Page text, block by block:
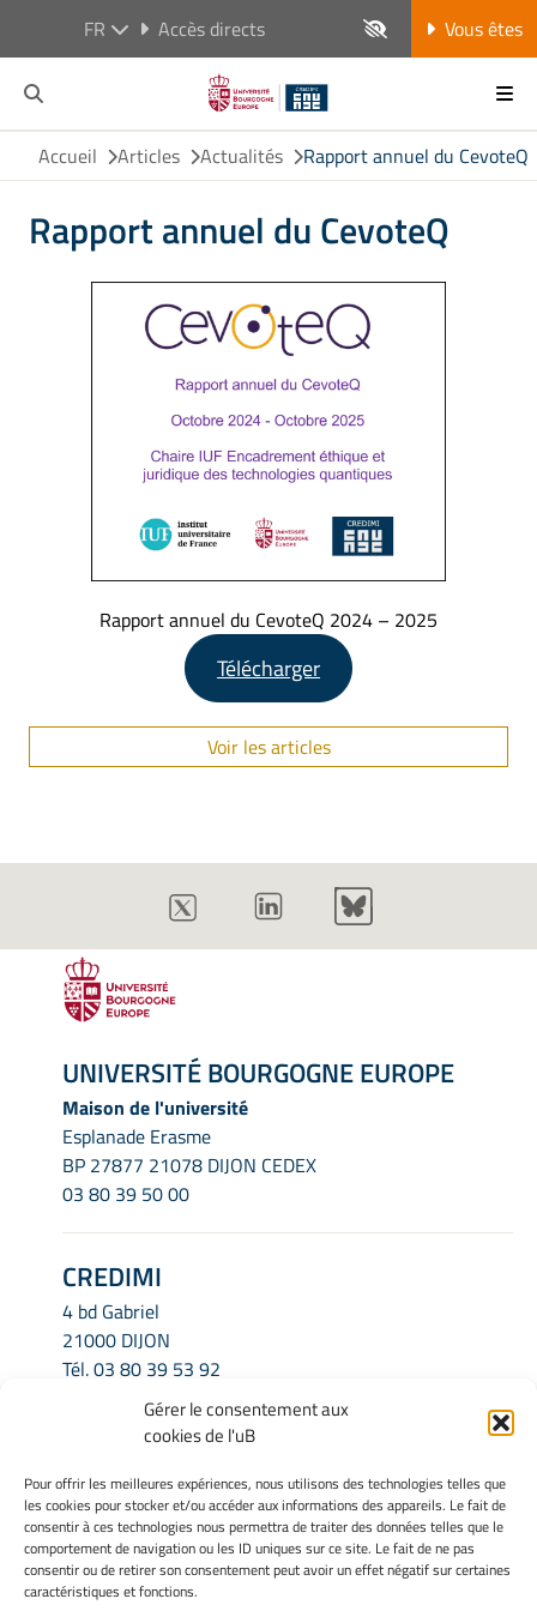
Gérer le consentement aux
cookies de l'uB
Pour offrir les meilleures expériences, nous utilisons des technologies telles que
les cookies pour stocker et/ou accéder aux informations des appareils. Le fait de
consentir à ces technologies nous permettra de traiter des données telles que le
comportement de navigation ou les ID uniques sur ce site. Le fait de ne pas
consentir ou de retirer son consentement peut avoir un effet négatif sur certaines
caractéristiques et fonctions.
FR Accès directs Vous êtes
Accueil Articles Actualités Rapport annuel du CevoteQ
Rapport annuel du CevoteQ
Rapport annuel du CevoteQ 2024 – 2025
Télécharger
Voir les articles
UNIVERSITÉ BOURGOGNE EUROPE
Maison de l'université
Esplanade Erasme
BP 27877 21078 DIJON CEDEX
03 80 39 50 00
CREDIMI
4 bd Gabriel
21000 DIJON
Tél.03 80 39 53 92
credimi.secretariat@u-bourgogne.fr
INFORMATIONS LÉGALES
Mentions légales
Gérer mes cookies
Politique de cookies
Déclaration de confidentialité